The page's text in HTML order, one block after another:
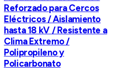
Reforzado para Cercos
Eléctricos / Aislamiento
hasta 18 kV / Resistente a
Clima Extremo /
Polipropileno y
Policarbonato